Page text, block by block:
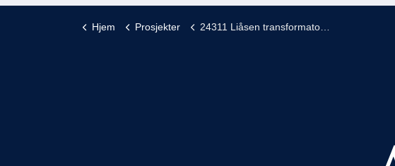
Hjem Prosjekter 24311 Liåsen transformatorstasjon